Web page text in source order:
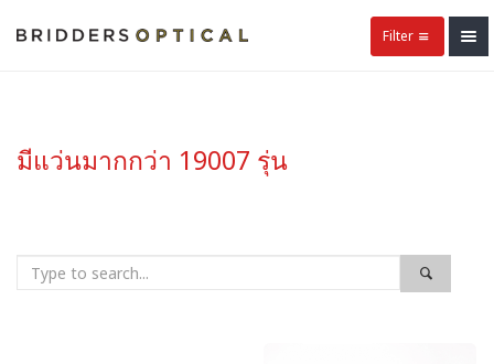
Filter
มีแว่นมากกว่า 19007 รุ่น